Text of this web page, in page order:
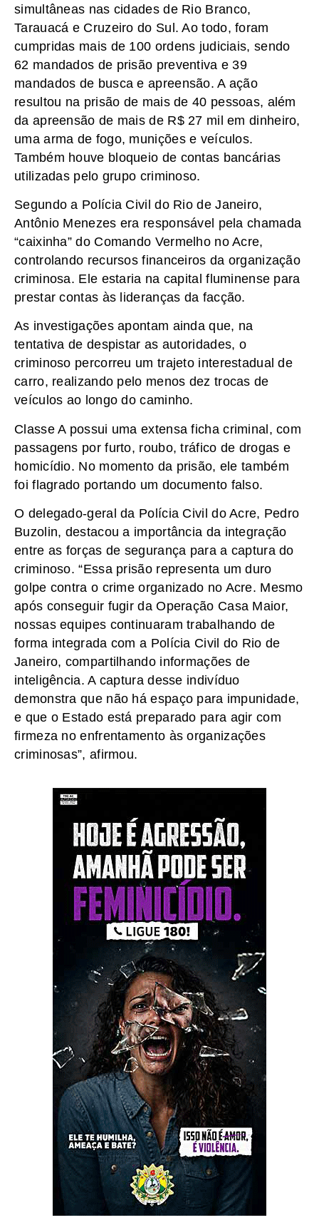
simultâneas nas cidades de Rio Branco,
Tarauacá e Cruzeiro do Sul. Ao todo, foram
cumpridas mais de 100 ordens judiciais, sendo
62 mandados de prisão preventiva e 39
mandados de busca e apreensão. A ação
resultou na prisão de mais de 40 pessoas, além
da apreensão de mais de R$ 27 mil em dinheiro,
uma arma de fogo, munições e veículos.
Também houve bloqueio de contas bancárias
utilizadas pelo grupo criminoso.
Segundo a Polícia Civil do Rio de Janeiro,
Antônio Menezes era responsável pela chamada
“caixinha” do Comando Vermelho no Acre,
controlando recursos financeiros da organização
criminosa. Ele estaria na capital fluminense para
prestar contas às lideranças da facção.
As investigações apontam ainda que, na
tentativa de despistar as autoridades, o
criminoso percorreu um trajeto interestadual de
carro, realizando pelo menos dez trocas de
veículos ao longo do caminho.
Classe A possui uma extensa ficha criminal, com
passagens por furto, roubo, tráfico de drogas e
homicídio. No momento da prisão, ele também
foi flagrado portando um documento falso.
O delegado-geral da Polícia Civil do Acre, Pedro
Buzolin, destacou a importância da integração
entre as forças de segurança para a captura do
criminoso. “Essa prisão representa um duro
golpe contra o crime organizado no Acre. Mesmo
após conseguir fugir da Operação Casa Maior,
nossas equipes continuaram trabalhando de
forma integrada com a Polícia Civil do Rio de
Janeiro, compartilhando informações de
inteligência. A captura desse indivíduo
demonstra que não há espaço para impunidade,
e que o Estado está preparado para agir com
firmeza no enfrentamento às organizações
criminosas”, afirmou.